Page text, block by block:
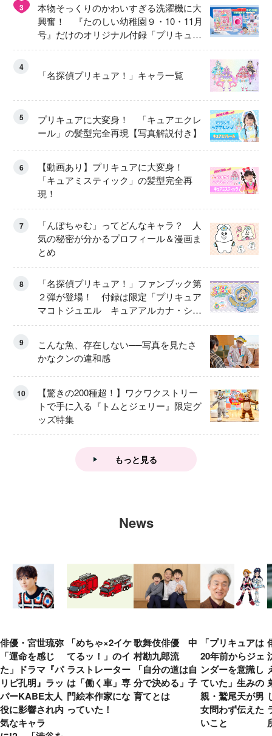
3
本物そっくりのかわいすぎる洗濯機に大
興奮！ 『たのしい幼稚園９・10・11月
号』だけのオリジナル付録「プリキュ
ア くるくるせんたくき」
4
「名探偵プリキュア！」キャラ一覧
5
プリキュアに大変身！ 「キュアエクレ
ール」の髪型完全再現【写真解説付き】
6
【動画あり】プリキュアに大変身！
「キュアミスティック」の髪型完全再
現！
7
「んぽちゃむ」ってどんなキャラ？ 人
気の秘密が分かるプロフィール＆漫画ま
とめ
8
「名探偵プリキュア！」ファンブック第
２弾が登場！ 付録は限定「プリキュア
マコトジュエル キュアアルカナ・シャ
ドウ アイスver.」 キュアエクレールを
9
こんな魚、存在しない──写真を見たさ
かなクンの違和感
10
【驚きの200種超！】ワクワクストリー
トで手に入る『トムとジェリー』限定グ
ッズ特集
もっと見る
News
俳優・宮世琉弥
「運命を感じ
た」ドラマ『パ
リピ孔明』ラッ
パーKABE太人
役に影響され内
気なキャラ
「めちゃ×2イケ
てるッ！」のイ
ラストレーター
は「働く車」専
門絵本作家にな
っていた！
歌舞伎俳優 中
村勘九郎流
「自分の道は自
分で決める」子
育てとは
「プリキュアは
20年前からジェ
ンダーを意識し
ていた」生みの
親・鷲尾天が男
女問わず伝えた
いこと